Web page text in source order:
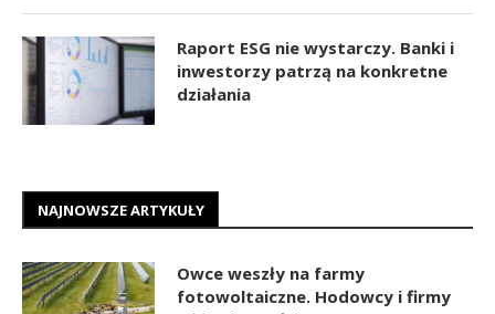
Raport ESG nie wystarczy. Banki i
inwestorzy patrzą na konkretne
działania
NAJNOWSZE ARTYKUŁY
Owce weszły na farmy
fotowoltaiczne. Hodowcy i firmy